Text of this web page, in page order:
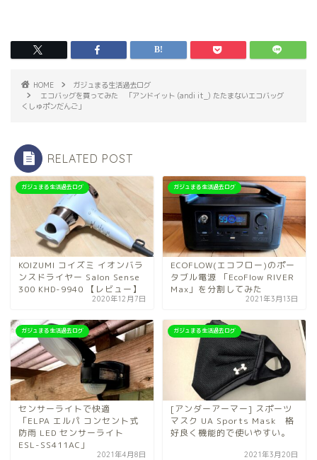
HOME
ガジュまる生活過去ログ
エコバッグを買ってみた 「アンドイット (andi it_) たたまないエコバッグ
くしゅポンだんご」
RELATED POST
ガジュまる生活過去ログ
KOIZUMI コイズミ イオンバラ
ンスドライヤー Salon Sense
300 KHD-9940 【レビュー】
2020年12月7日
ガジュまる生活過去ログ
ECOFLOW(エコフロー)のポー
タブル電源 「EcoFlow RIVER
Max」を分割してみた
2021年3月13日
ガジュまる生活過去ログ
センサーライトで快適
「ELPA エルパ コンセント式
防雨 LED センサーライト
ESL-SS411AC」
2021年4月8日
ガジュまる生活過去ログ
[アンダーアーマー] スポーツ
マスク UA Sports Mask 格
好良く機能的で使いやすい。
2021年3月20日